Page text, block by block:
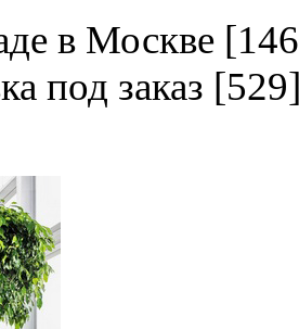
в Москве
под заказ